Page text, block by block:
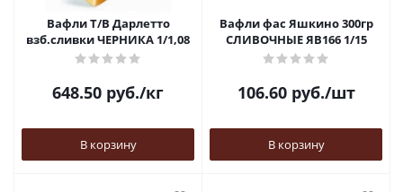
Вафли Т/В Дарлетто
взб.сливки ЧЕРНИКА 1/1,08
648.50 руб./кг
В корзину
Вафли фас Яшкино 300гр
СЛИВОЧНЫЕ ЯВ166 1/15
106.60руб./шт
В корзину